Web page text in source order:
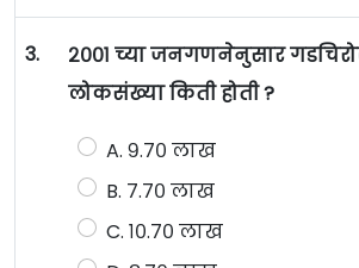
3.
२००१ च्या जनगणनेनुसार
लोकसंख्या किती होती ?
A. ९.७० लाख
B. ७.७० लाख
C. १०.७० लाख